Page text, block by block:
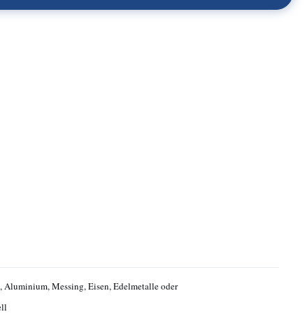
Aluminium, Messing, Eisen, Edelmetalle oder